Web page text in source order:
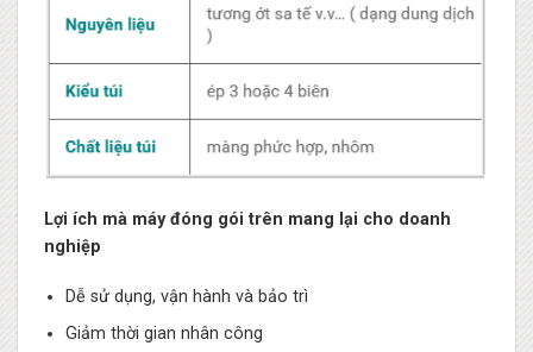
Lợi ích mà máy đóng gói trên mang lại cho doanh
nghiệp
Dễ sử dụng, vận hành và bảo trì
Giảm thời gian nhân công